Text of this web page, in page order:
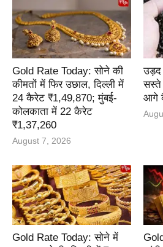
Gold Rate Today: सोने की
कीमतों में फिर उछाल, दिल्ली में
24 कैरेट ₹1,49,870; मुंबई-
कोलकाता में 22 कैरेट
₹1,37,260
August 7, 2026
उड़द
सस्ते
आगे
Gold Rate Today: सोने में